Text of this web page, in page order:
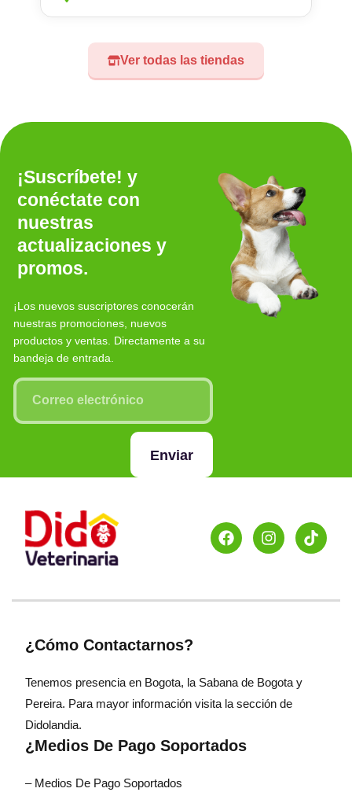
Ver todas las tiendas
¡Suscríbete! y
conéctate con
nuestras
actualizaciones y
promos.
¡Los nuevos suscriptores conocerán
nuestras promociones, nuevos
productos y ventas. Directamente a su
bandeja de entrada.
Enviar
¿Cómo Contactarnos?
Tenemos presencia en Bogota, la Sabana de Bogota y
Pereira. Para mayor información visita la sección de
Didolandia.
¿Medios De Pago Soportados
– Medios De Pago Soportados